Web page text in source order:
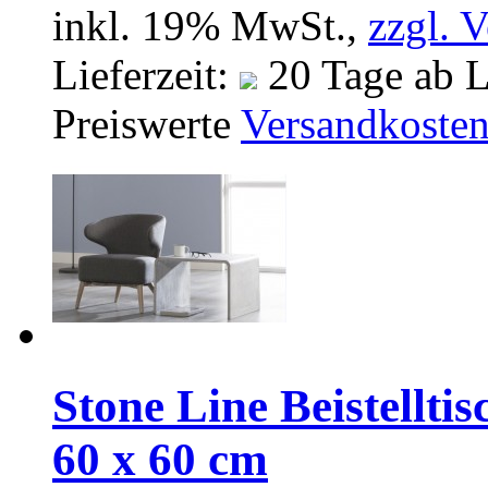
inkl. 19% MwSt., zzgl.
Lieferzeit:
20 Tage ab
Preiswerte
Stone Line
60 x 60 cm